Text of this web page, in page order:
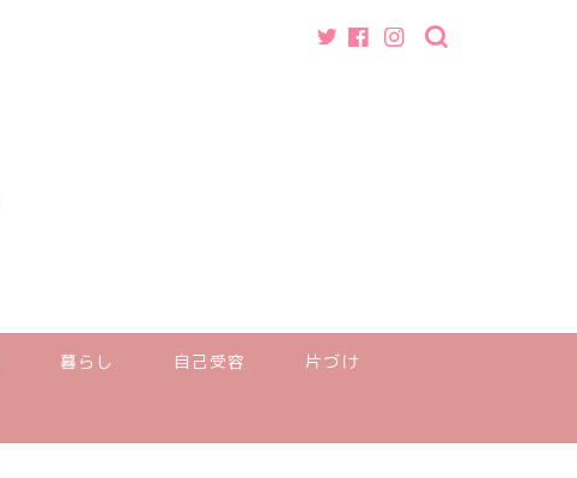
暮らし 自己受容 片づけ